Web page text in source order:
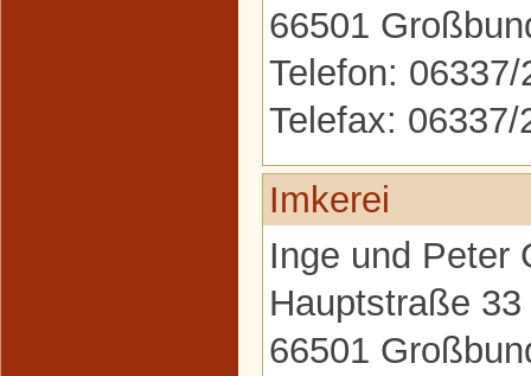
66501
Telefon: 06337/
Telefax: 06337/
Imkerei
Inge und Peter
Hauptstraße 33
66501